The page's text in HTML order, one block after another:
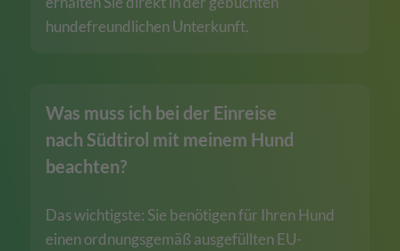
hundefreundlichen Unterkunft.
Was muss ich bei der Einreise
nach Südtirol mit meinem Hund
beachten?
Das wichtigste: Sie benötigen für Ihren Hund
einen ordnungsgemäß ausgefüllten EU-